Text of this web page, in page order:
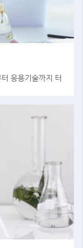
응용기술까지 터